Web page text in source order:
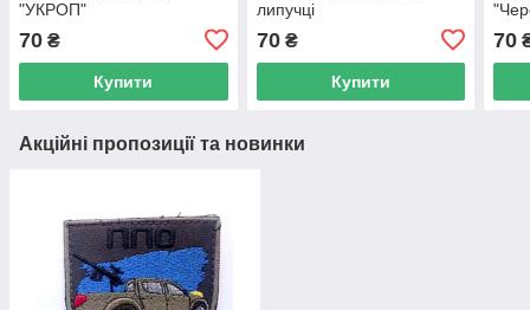
"УКРОП"
70 ₴
Купити
липучці
70₴
Купити
70
Акційні пропозиції та новинки